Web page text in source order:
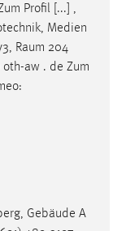
Profil [...] ,
Medien
Raum 204
oth-aw . de Zum
Gebäude A